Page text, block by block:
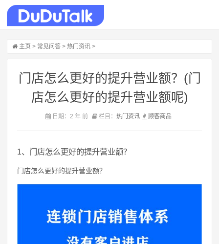
主页 > 常见问答 > 热门资讯 >
门店怎么更好的提升营业额？(门
店怎么更好的提升营业额呢)
日期：2 年 前 栏目： 热门资讯 顾客商品
1、门店怎么更好的提升营业额？
门店怎么更好的提升营业额？